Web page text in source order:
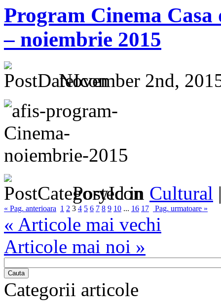
Program Cinema
– noiembrie 2015
November 2nd,
Posted in Cultural
« Pag. anterioara 1 2 3 4 5 6 7 8 9 10 ... 16 17 Pag. urmatoare »
« Articole mai vechi
Articole mai noi »
Cauta
Categorii articole